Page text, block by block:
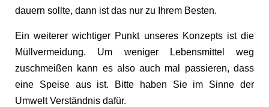
dauern sollte, dann ist das nur zu Ihrem Besten.
Ein weiterer wichtiger Punkt unseres Konzepts ist die
Müllvermeidung. Um weniger Lebensmittel weg
zuschmeißen kann es also auch mal passieren, dass
eine Speise aus ist. Bitte haben Sie im Sinne der
Umwelt Verständnis dafür.